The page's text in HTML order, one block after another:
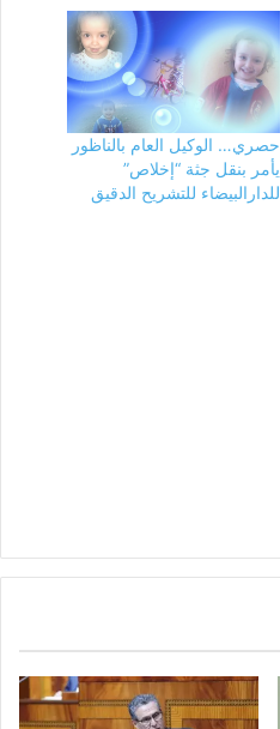
حصري… الوكيل العام بالناظور
يأمر بنقل جثة “إخلاص”
للدارالبيضاء للتشريح الدقيق